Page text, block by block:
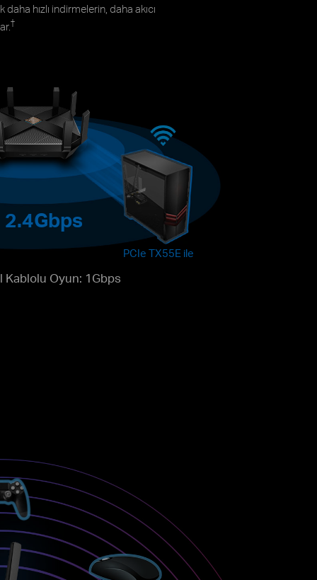
hızlı indirmelerin, daha akıcı
†
Kablolu Oyun: 1Gbps
2.4Gbps
PCIe TX55E ile